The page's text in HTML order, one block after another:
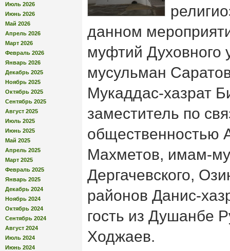
Июль 2026
Июнь 2026
Май 2026
Апрель 2026
Март 2026
Февраль 2026
Январь 2026
Декабрь 2025
Ноябрь 2025
Октябрь 2025
Сентябрь 2025
Август 2025
Июль 2025
Июнь 2025
Май 2025
Апрель 2025
Март 2025
Февраль 2025
Январь 2025
Декабрь 2024
Ноябрь 2024
Октябрь 2024
Сентябрь 2024
Август 2024
Июль 2024
Июнь 2024
данном
муфтий Духовного
мусульман
Мукаддас-хазрат
заместитель по
общественностью
Махметов, имам-
Дергачевского,
районов Данис-
гость из Душанбе
Ходжаев.